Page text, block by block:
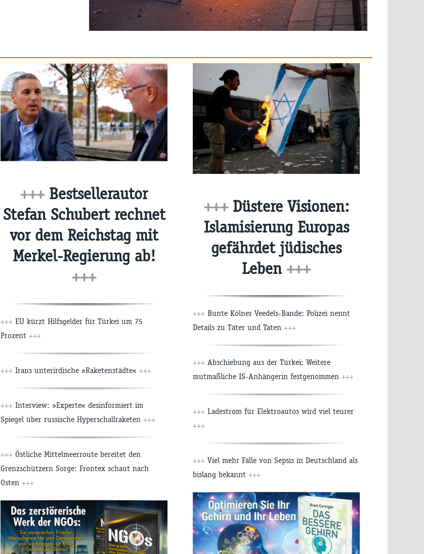
+++Bestsellerautor
Stefan Schubert rechnet
vor dem Reichstag mit
Merkel-Regierung ab!
+++
+++ EU kürzt Hilfsgelder für Türkei um 75
Prozent +++
+++ Irans unterirdische »Raketenstädte« +++
+++ Interview: »Experte« desinformiert im
Spiegel über russische Hyperschallraketen +++
+++ Östliche Mittelmeerroute bereitet den
Grenzschützern Sorge: Frontex schaut nach
Osten +++
+++Düstere Visionen:
Islamisierung Europas
gefährdet jüdisches
Leben +++
+++ Bunte Kölner Veedels-Bande: Polizei nennt
Details zu Täter und Taten +++
+++ Abschiebung aus der Türkei: Weitere
mutmaßliche IS-Anhängerin festgenommen +++
+++ Ladestrom für Elektroautos wird viel teurer
+++
+++ Viel mehr Fälle von Sepsis in Deutschland als
bislang bekannt +++